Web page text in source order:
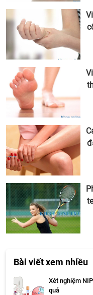
Bài viết xem nhiều
Xét nghiệm
quả